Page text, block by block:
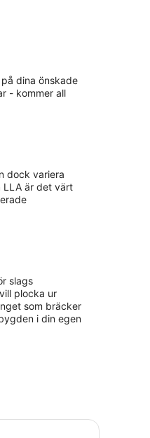
dina önskade
- kommer all
dock variera
LLA är det värt
slags
plocka ur
som bräcker
i din egen